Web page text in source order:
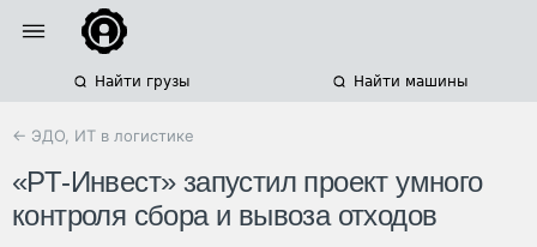
Найти грузы Найти машины
← ЭДО, ИТ в логистике
«РТ-Инвест» запустил проект умного
контроля сбора и вывоза отходов